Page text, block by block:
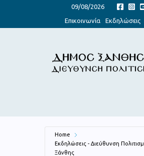
09/08/2026
Επικοινωνία
Εκδηλώσεις
Home
Εκδηλώσεις - Διεύθυνση
Ξάνθης